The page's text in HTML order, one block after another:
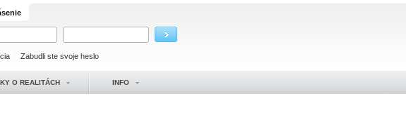
Zabudli ste svoje heslo
O REALITÁCH INFO